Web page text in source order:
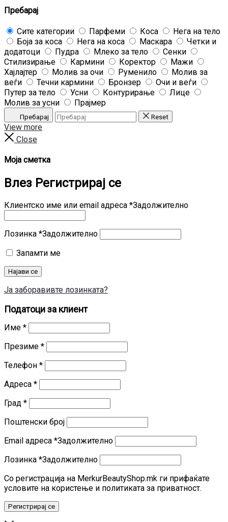
Пребарај
Сите категории Парфеми Коса
Нега на тело
Боја за коса
Нега на коса Маскара
Четки и
додатоци
Пудра Млеко за тело
Сенки
Стилизирање
Кармини Коректор
Мажи
Хајлајтер
Молив за очи Руменило
Молив за
веѓи
Течни кармини Бронзер
Очи и веѓи
Путер за тело
Усни Контурирање
Лице
Молив за усни
Прајмер
Пребарај Reset
View more
Close
Моја сметка
Влез Регистрирај се
Клиентско име или email адреса *Задолжително
Лозинка *Задолжително
Запамти ме
Најави се
Ја заборавивте лозинката?
Податоци за клиент
Име *
Презиме *
Телефон *
Адреса *
Град *
Поштенски број
Email адреса *Задолжително
Лозинка *Задолжително
Со регистрација на MerkurBeautyShop.mk ги прифаќате
условите на користење и политиката за приватност.
Регистрирај се